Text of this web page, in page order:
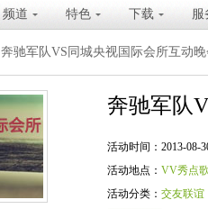
频道 特色 下载 服
奔驰军队VS同城央视国际会所互动
奔驰军队
活动时间：2013-08-
活动地点： VV秀点
活动分类： 交友联谊